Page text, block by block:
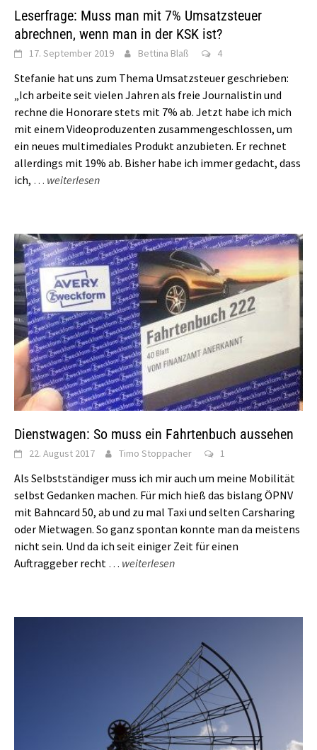
Leserfrage: Muss man mit 7% Umsatzsteuer
abrechnen, wenn man in der KSK ist?
17. September 2019 Bettina Blaß 4
Stefanie hat uns zum Thema Umsatzsteuer geschrieben:
„Ich arbeite seit vielen Jahren als freie Journalistin und
rechne die Honorare stets mit 7% ab. Jetzt habe ich mich
mit einem Videoproduzenten zusammengeschlossen, um
ein neues multimediales Produkt anzubieten. Er rechnet
allerdings mit 19% ab. Bisher habe ich immer gedacht, dass
ich, … weiterlesen
Dienstwagen: So muss ein Fahrtenbuch aussehen
22. August 2017 Timo Stoppacher 1
Als Selbstständiger muss ich mir auch um meine Mobilität
selbst Gedanken machen. Für mich hieß das bislang ÖPNV
mit Bahncard 50, ab und zu mal Taxi und selten Carsharing
oder Mietwagen. So ganz spontan konnte man da meistens
nicht sein. Und da ich seit einiger Zeit für einen
Auftraggeber recht … weiterlesen